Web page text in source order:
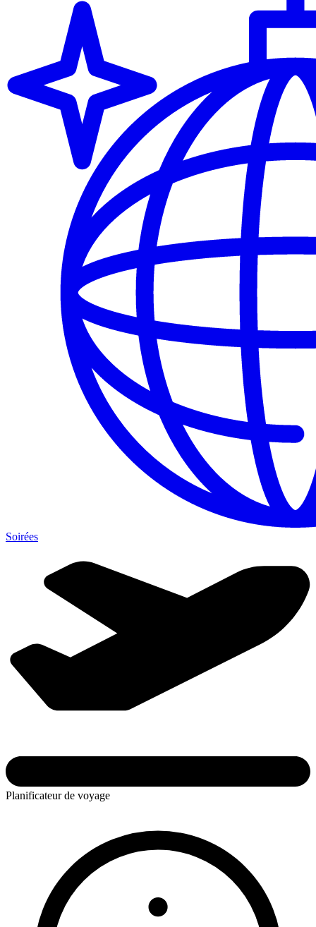
Soirées
Planificateur de voyage